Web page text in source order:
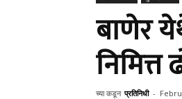
बाणेर
च्या कडून प्रतिनिधी -